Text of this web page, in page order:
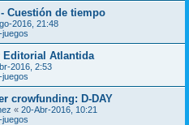
Cuestión de tiempo
2016, 21:48
Editorial Atlantida
2016, 2:53
crowfunding: D-DAY
« 20-Abr-2016, 10:21